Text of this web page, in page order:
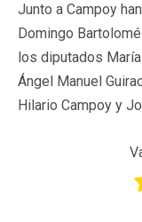
Junto a Campoy
Domingo
los diputados
Ángel Manuel
Hilario Campoy y